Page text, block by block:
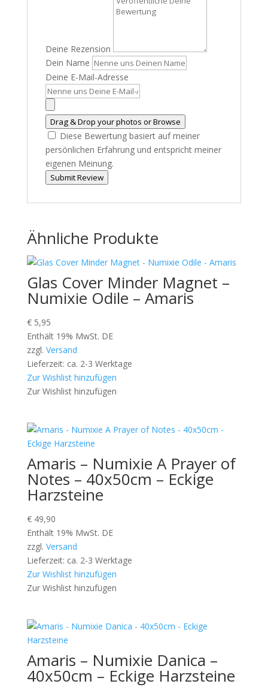
Deine Rezension
Dein Name
Deine E-Mail-Adresse
Drag & Drop your photos orBrowse
Diese Bewertung basiert auf meiner
persönlichen Erfahrung und entspricht meiner
eigenen Meinung.
Submit Review
Ähnliche Produkte
Glas Cover Minder Magnet –
Numixie Odile – Amaris
€5,95
Enthält 19% MwSt. DE
zzgl. Versand
Lieferzeit: ca. 2-3 Werktage
Zur Wishlist hinzufügen
Zur Wishlist hinzufügen
Amaris – Numixie A Prayer of
Notes – 40x50cm – Eckige
Harzsteine
€49,90
Enthält 19% MwSt. DE
zzgl. Versand
Lieferzeit: ca. 2-3 Werktage
Zur Wishlist hinzufügen
Zur Wishlist hinzufügen
Amaris – Numixie Danica –
40x50cm – Eckige Harzsteine